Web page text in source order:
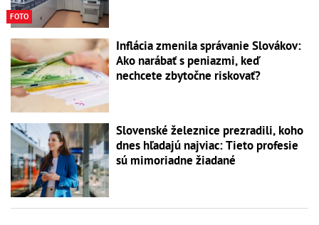
FOTO
Inflácia zmenila správanie Slovákov:
Ako narábať s peniazmi, keď
nechcete zbytočne riskovať?
Slovenské železnice prezradili, koho
dnes hľadajú najviac: Tieto profesie
sú mimoriadne žiadané